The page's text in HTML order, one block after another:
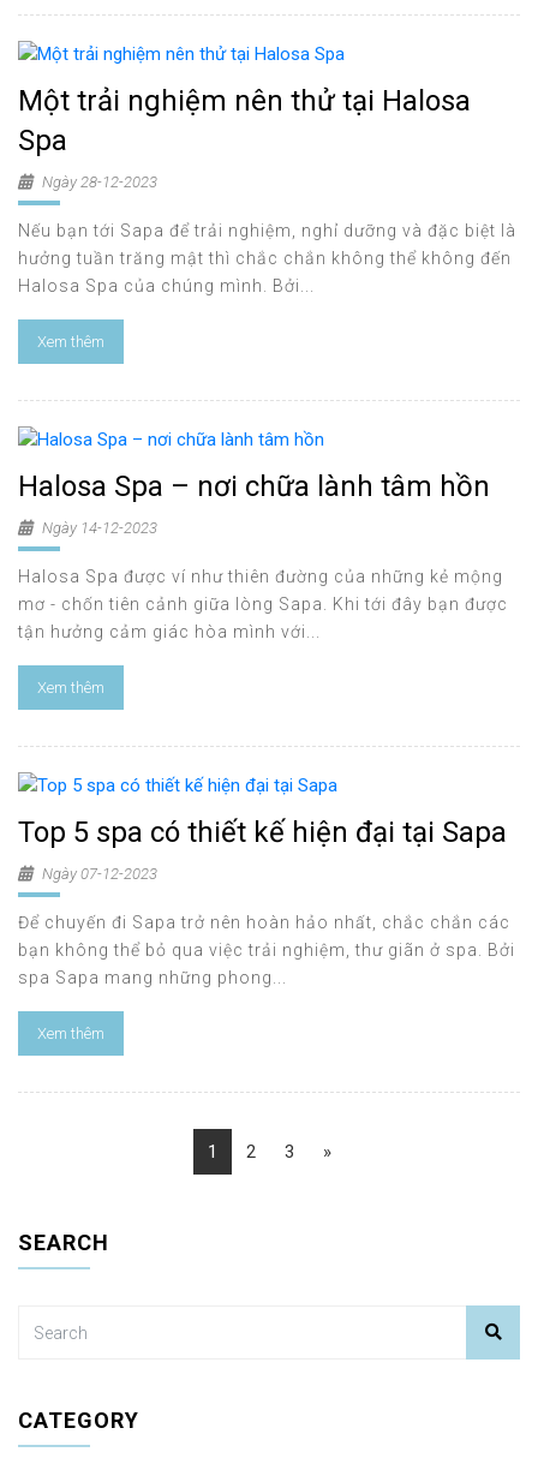
Một trải nghiệm nên thử tại Halosa
Spa
Ngày 28-12-2023
Nếu bạn tới Sapa để trải nghiệm, nghỉ dưỡng và đặc biệt là
hưởng tuần trăng mật thì chắc chắn không thể không đến
Halosa Spa của chúng mình. Bởi...
Xem thêm
Halosa Spa – nơi chữa lành tâm hồn
Ngày 14-12-2023
Halosa Spa được ví như thiên đường của những kẻ mộng
mơ - chốn tiên cảnh giữa lòng Sapa. Khi tới đây bạn được
tận hưởng cảm giác hòa mình với...
Xem thêm
Top 5 spa có thiết kế hiện đại tại Sapa
Ngày 07-12-2023
Để chuyến đi Sapa trở nên hoàn hảo nhất, chắc chắn các
bạn không thể bỏ qua việc trải nghiệm, thư giãn ở spa. Bởi
spa Sapa mang những phong...
Xem thêm
1 2 3 »
SEARCH
CATEGORY